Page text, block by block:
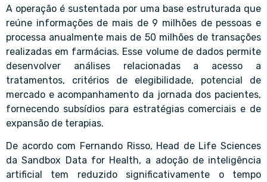
A operação é sustentada por uma base estruturada que
reúne informações de mais de 9 milhões de pessoas e
processa anualmente mais de 50 milhões de transações
realizadas em farmácias. Esse volume de dados permite
desenvolver análises relacionadas a acesso a
tratamentos, critérios de elegibilidade, potencial de
mercado e acompanhamento da jornada dos pacientes,
fornecendo subsídios para estratégias comerciais e de
expansão de terapias.
De acordo com Fernando Risso, Head de Life Sciences
da Sandbox Data for Health, a adoção de inteligência
artificial tem reduzido significativamente o tempo